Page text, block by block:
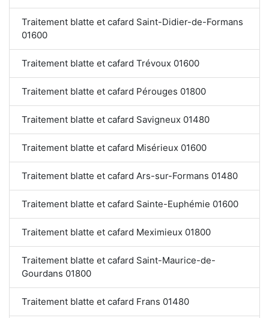
Traitement blatte et cafard Saint-Didier-de-Formans
01600
Traitement blatte et cafard Trévoux 01600
Traitement blatte et cafard Pérouges 01800
Traitement blatte et cafard Savigneux 01480
Traitement blatte et cafard Misérieux 01600
Traitement blatte et cafard Ars-sur-Formans 01480
Traitement blatte et cafard Sainte-Euphémie 01600
Traitement blatte et cafard Meximieux 01800
Traitement blatte et cafard Saint-Maurice-de-
Gourdans 01800
Traitement blatte et cafard Frans 01480